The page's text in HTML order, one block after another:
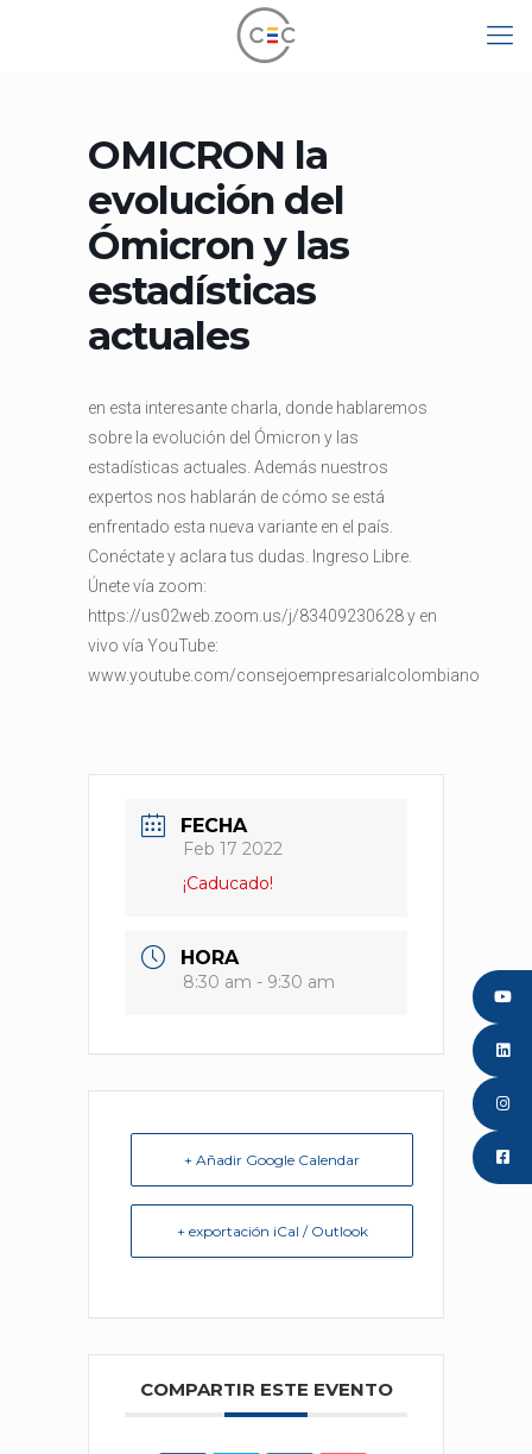
OMICRON la
evolución del
Ómicron y las
estadísticas
actuales
en esta interesante charla, donde hablaremos
sobre la evolución del Ómicron y las
estadísticas actuales. Además nuestros
expertos nos hablarán de cómo se está
enfrentado esta nueva variante en el país.
Conéctate y aclara tus dudas. Ingreso Libre.
Únete vía zoom:
https://us02web.zoom.us/j/83409230628 y en
vivo vía YouTube:
www.youtube.com/consejoempresarialcolombiano
FECHA
Feb 17 2022
¡Caducado!
HORA
8:30 am - 9:30 am
+ Añadir Google Calendar
+ exportación iCal / Outlook
COMPARTIR ESTE EVENTO